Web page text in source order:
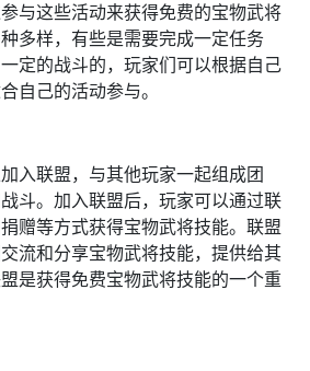
与这些活动来获得免费的宝物武将
多样，有些是需要完成一定任务
定的战斗的，玩家们可以根据自己
自己的活动参与。
入联盟，与其他玩家一起组成团
斗。加入联盟后，玩家可以通过联
赠等方式获得宝物武将技能。联盟
流和分享宝物武将技能，提供给其
是获得免费宝物武将技能的一个重